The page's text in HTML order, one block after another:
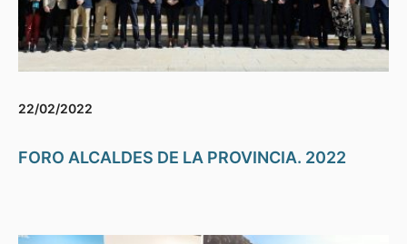
22/02/2022
FORO ALCALDES DE LA PROVINCIA. 2022